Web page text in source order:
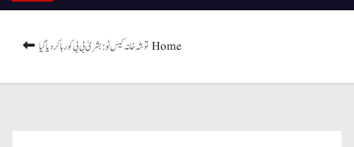
Homeتوشہ خانہ کیس ٹو: بشریٰ بی بی کو رہا کر دیا گیا